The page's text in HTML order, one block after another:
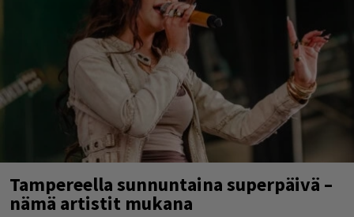
Tampereella sunnuntaina superpäivä –
nämä artistit mukana